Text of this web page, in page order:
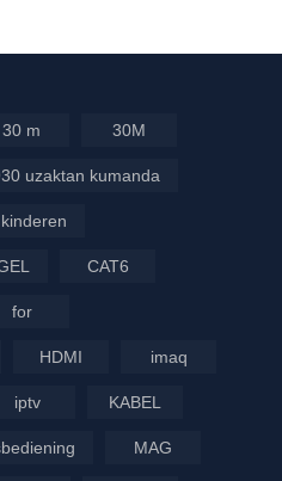
30 m 30M
uzaktan kumanda
CAT6
for
HDMI imaq
iptv KABEL
MAG